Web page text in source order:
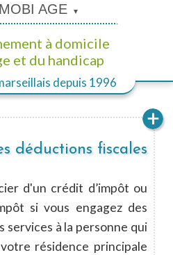
MOBI AGE
à domicile
et du handicap
depuis 1996
déductions fiscales
d'un crédit d’impôt ou
si vous engagez des
services à la personne qui
résidence principale